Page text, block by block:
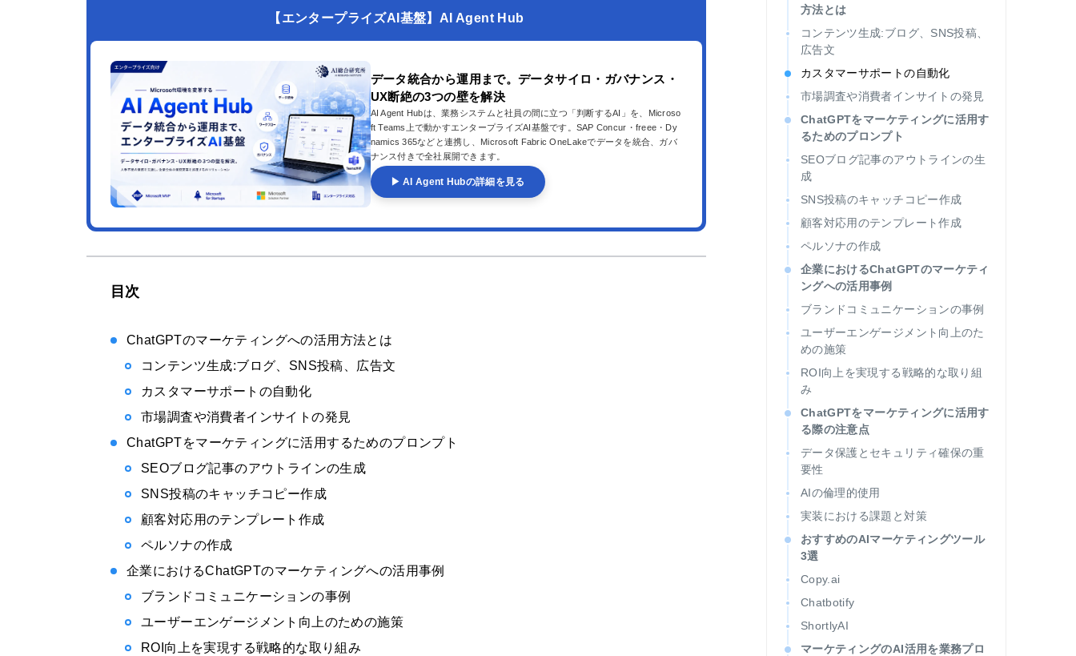
【エンタープライズAI基盤】AI Agent Hub
データ統合から運用まで。データサイロ・ガバナンス・
UX断絶の3つの壁を解決
AI Agent Hubは、業務システムと社員の間に立つ「判断するAI」を、Microso
ft Teams上で動かすエンタープライズAI基盤です。SAP Concur・freee・Dy
namics 365などと連携し、Microsoft Fabric OneLakeでデータを統合、ガバ
ナンス付きで全社展開できます。
▶ AI Agent Hubの詳細を見る
目次
ChatGPTのマーケティングへの活用方法とは
コンテンツ生成:ブログ、SNS投稿、広告文
カスタマーサポートの自動化
市場調査や消費者インサイトの発見
ChatGPTをマーケティングに活用するためのプロンプト
SEOブログ記事のアウトラインの生成
SNS投稿のキャッチコピー作成
顧客対応用のテンプレート作成
ペルソナの作成
企業におけるChatGPTのマーケティングへの活用事例
ブランドコミュニケーションの事例
ユーザーエンゲージメント向上のための施策
ROI向上を実現する戦略的な取り組み
方法とは
コンテンツ生成:ブログ、SNS投稿、
広告文
カスタマーサポートの自動化
市場調査や消費者インサイトの発見
ChatGPTをマーケティングに活用す
るためのプロンプト
SEOブログ記事のアウトラインの生
成
SNS投稿のキャッチコピー作成
顧客対応用のテンプレート作成
ペルソナの作成
企業におけるChatGPTのマーケティ
ングへの活用事例
ブランドコミュニケーションの事例
ユーザーエンゲージメント向上のた
めの施策
ROI向上を実現する戦略的な取り組
み
ChatGPTをマーケティングに活用す
る際の注意点
データ保護とセキュリティ確保の重
要性
AIの倫理的使用
実装における課題と対策
おすすめのAIマーケティングツール
3選
Copy.ai
Chatbotify
ShortlyAI
マーケティングのAI活用を業務プロ